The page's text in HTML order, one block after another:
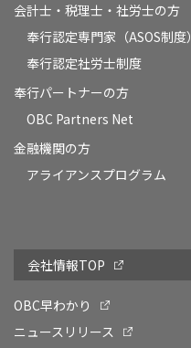
会計士・税理士・社労士の方
奉行認定専門家（ASOS制度）
奉行認定社労士制度
奉行パートナーの方
OBC Partners Net
金融機関の方
アライアンスプログラム
会社情報TOP
OBC早わかり
ニュースリリース